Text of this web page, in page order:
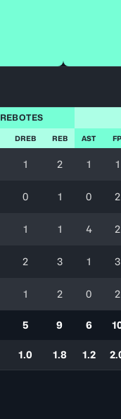
REBOTES
DREB REB AST FP
1 2 1 1
0 1 0 2
1 1 4 2
2 3 1 3
1 2 0 2
5 9 6
1.0 1.8 1.2